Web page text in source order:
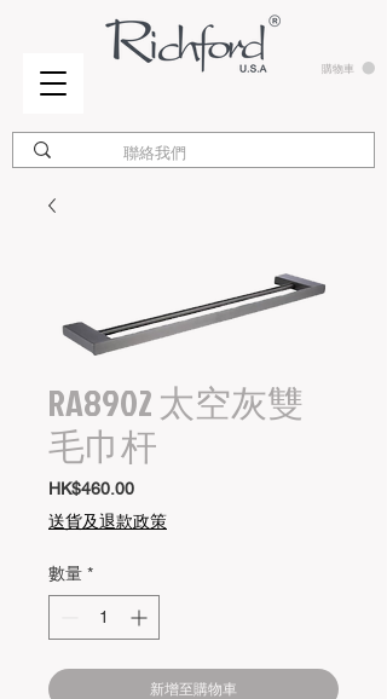
購物車
RA8902 太空灰雙
毛巾杆
HK$460.00價
格
送貨及退款政策
數量 *
新增至購物車